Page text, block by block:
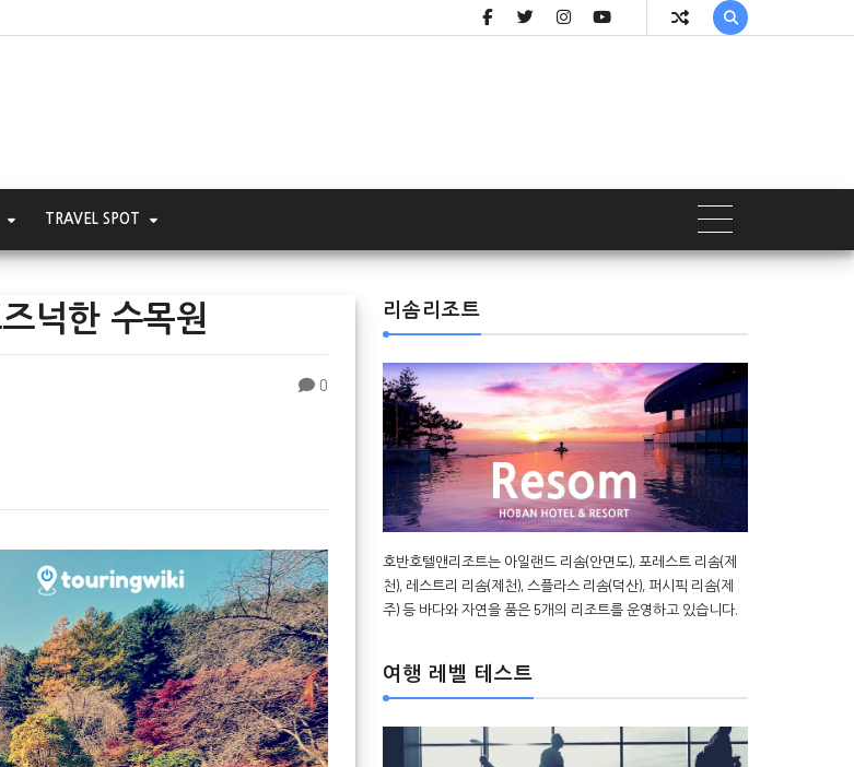

TRAVEL SPOT
넉한 수목원
0
리솜리조트
호반호텔앤리조트는 아일랜드 리솜(안면도), 포레스트 리솜(제
천), 레스트리 리솜(제천), 스플라스 리솜(덕산), 퍼시픽 리솜(제
주) 등 바다와 자연을 품은 5개의 리조트를 운영하고 있습니다.
여행 레벨 테스트